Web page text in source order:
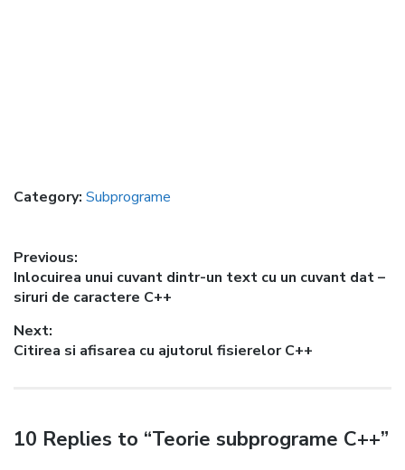
Category: Subprograme
Post
navigation
Previous:
Previous
post:
Inlocuirea unui cuvant dintr-un text cu un cuvant dat –
siruri de caractere C++
Next:
Next
Citirea si afisarea cu ajutorul fisierelor C++
10 Replies to “Teorie subprograme C++”